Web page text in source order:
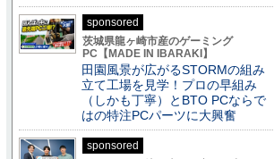
sponsored
茨城県龍ヶ崎市産のゲーミング
PC【MADE IN IBARAKI】
田園風景が広がるSTORMの組み
立て工場を見学！プロの早組み
（しかも丁寧）とBTO PCならで
はの特注PCパーツに大興奮
sponsored